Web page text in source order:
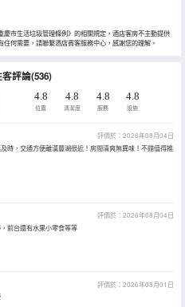
市生活垃圾管理條例》的相關規定，酒店客房不主動提供
何需要，請聯繫酒店賓客服務中心，感謝您的理解。
評論(536)
4.8
位置
4.8
清潔度
4.8
服務
4.8
設施
評價於：2026年08月04日
時，交通方便離漢豐湖很近！房間清爽無異味！不錯值得推
評價於：2026年08月04日
前台還有水果小零食等等
評價於：2026年08月01日